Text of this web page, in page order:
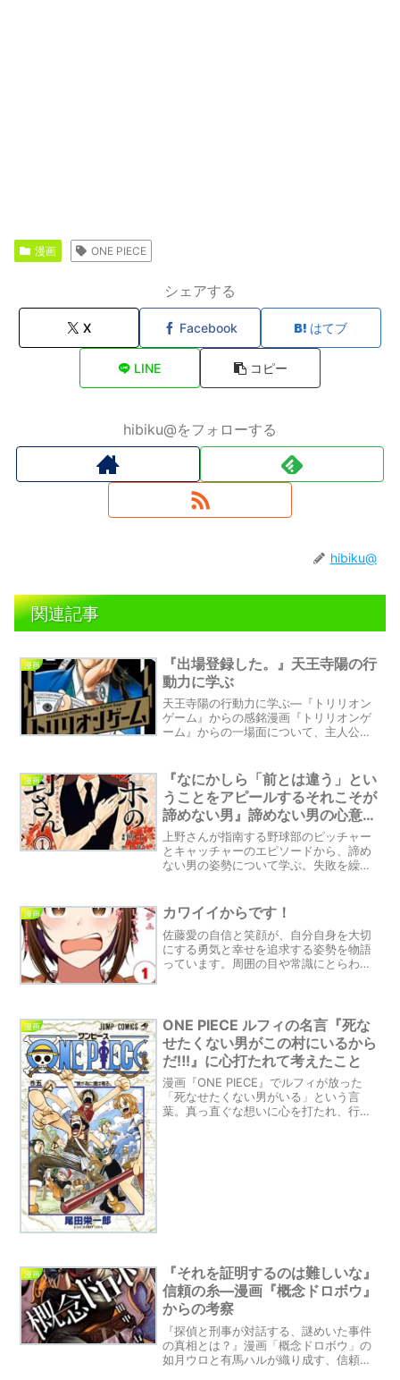
漫画 ONE PIECE
シェアする
X Facebook はてブ
LINE コピー
hibiku@をフォローする
hibiku@
関連記事
漫画
『出場登録した。』天王寺陽の行
動力に学ぶ
天王寺陽の行動力に学ぶ―『トリリオン
ゲーム』からの感銘漫画『トリリオンゲ
ーム』からの一場面について、主人公の
を受け、自分の目標に向かって行動する
大切さを考えました。天王寺陽の姿勢を
参考に、目標達成への近道を見つけまし
ょう。
漫画
『なにかしら「前とは違う」とい
うことをアピールするそれこそが
諦めない男』諦めない男の心意気
を学ぶ：漫画『ラブホの上野さ
ん』からの教訓
上野さんが指南する野球部のピッチャー
とキャッチャーのエピソードから、諦め
ない男の姿勢について学ぶ。失敗を繰り
ようで共通する成長のポイントに迫る一
篇。
漫画 カワイイからです！
佐藤愛の自信と笑顔が、自分自身を大切
にする勇気と幸せを追求する姿勢を物語
っています。周囲の目や常識にとらわれ
音を貫く勇気を持ちましょう。
漫画
ONE PIECE ルフィの名言『死な
せたくない男がこの村にいるから
だ‼!』に心打たれて考えたこと
漫画『ONE PIECE』でルフィが放った
「死なせたくない男がいる」という言
葉。真っ直ぐな想いに心を打たれ、行動
漫画
『それを証明するのは難しいな』
信頼の糸―漫画『概念ドロボウ』
からの考察
『探偵と刑事が対話する、謎めいた事件
の真相とは？』漫画「概念ドロボウ」の
如月ウロと有馬ハルが織り成す、信頼と